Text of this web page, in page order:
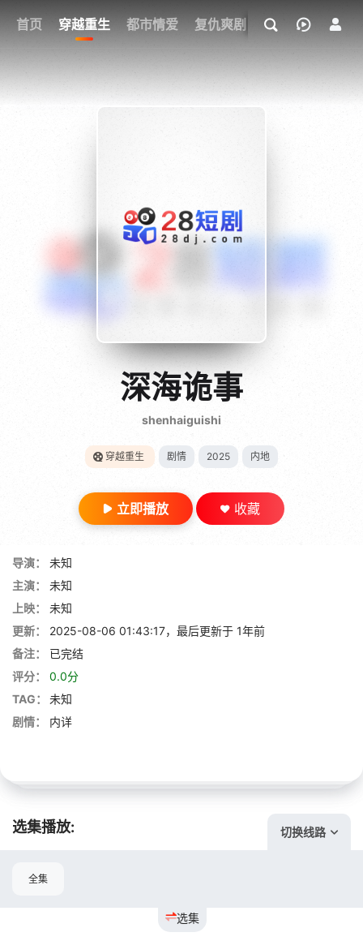
首页 穿越重生 都市情爱 复仇爽剧 玄幻武侠 奇幻
我的观影记录
{if condition="$obj.vod_points
gt 0"}
28短剧深海诡事
shenhaiguishi
穿越重生 剧情 2025 内地
立即播放 收藏
导演：
未知
主演：
未知
上映：
未知
更新：
2025-08-06 01:43:17，最后更新于 1年前
备注：
已完结
评分：
0.0分
TAG：
未知
剧情：
内详
选集播放: 切换线路
选集
全集